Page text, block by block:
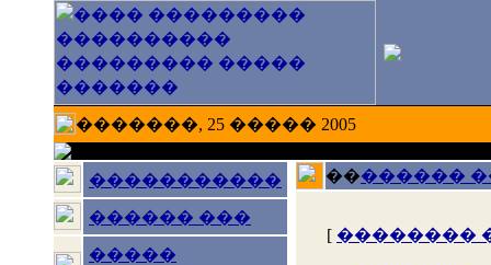
�������, 25 ����� 2005
�����������
������ ���
�����
��������
[ ��������